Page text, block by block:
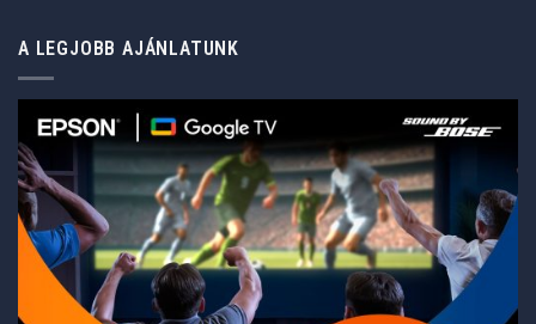
A LEGJOBB AJÁNLATUNK